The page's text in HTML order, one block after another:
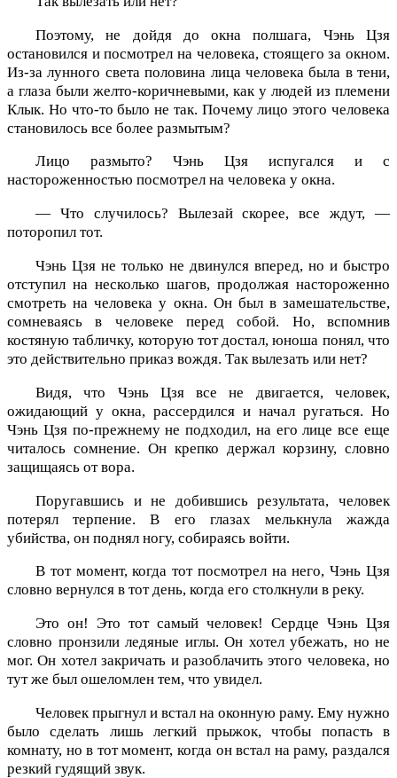
Поэтому, не дойдя до окна полшага, Чэнь Цзя
остановился и посмотрел на человека, стоящего за окном.
Из-за лунного света половина лица человека была в тени,
а глаза были желто-коричневыми, как у людей из племени
Клык. Но что-то было не так. Почему лицо этого человека
становилось все более размытым?
Лицо размыто? Чэнь Цзя испугался и с
настороженностью посмотрел на человека у окна.
— Что случилось? Вылезай скорее, все ждут, —
поторопил тот.
Чэнь Цзя не только не двинулся вперед, но и быстро
отступил на несколько шагов, продолжая настороженно
смотреть на человека у окна. Он был в замешательстве,
сомневаясь в человеке перед собой. Но, вспомнив
костяную табличку, которую тот достал, юноша понял, что
это действительно приказ вождя. Так вылезать или нет?
Видя, что Чэнь Цзя все не двигается, человек,
ожидающий у окна, рассердился и начал ругаться. Но
Чэнь Цзя по-прежнему не подходил, на его лице все еще
читалось сомнение. Он крепко держал корзину, словно
защищаясь от вора.
Поругавшись и не добившись результата, человек
потерял терпение. В его глазах мелькнула жажда
убийства, он поднял ногу, собираясь войти.
В тот момент, когда тот посмотрел на него, Чэнь Цзя
словно вернулся в тот день, когда его столкнули в реку.
Это он! Это тот самый человек! Сердце Чэнь Цзя
словно пронзили ледяные иглы. Он хотел убежать, но не
мог. Он хотел закричать и разоблачить этого человека, но
тут же был ошеломлен тем, что увидел.
Человек прыгнул и встал на оконную раму. Ему нужно
было сделать лишь легкий прыжок, чтобы попасть в
комнату, но в тот момент, когда он встал на раму, раздался
резкий гудящий звук.